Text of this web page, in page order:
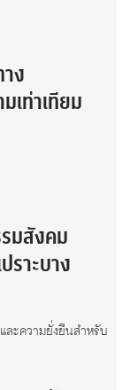
ง
เท่าเทียม
มสังคม
ราะบาง
ะความยั่งยืนสำหรับ